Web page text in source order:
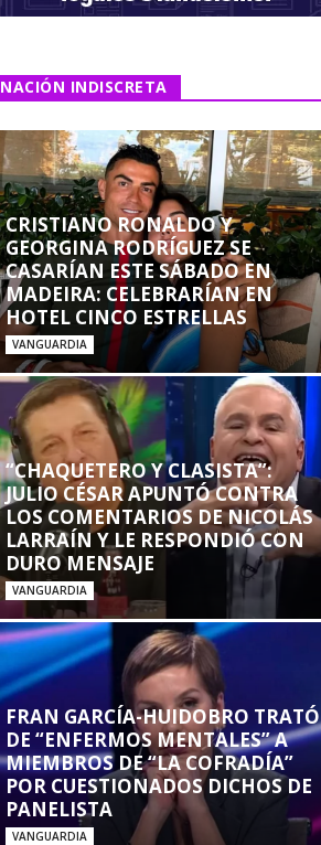
NACIÓN INDISCRETA
CRISTIANO RONALDO Y
GEORGINA RODRÍGUEZ SE
CASARÍAN ESTE SÁBADO EN
MADEIRA: CELEBRARÍAN EN
HOTEL CINCO ESTRELLAS
VANGUARDIA
“CHAQUETERO Y CLASISTA”:
JULIO CÉSAR APUNTÓ CONTRA
LOS COMENTARIOS DE NICOLÁS
LARRAÍN Y LE RESPONDIÓ CON
DURO MENSAJE
VANGUARDIA
FRAN GARCÍA-HUIDOBRO TRATÓ
DE “ENFERMOS MENTALES” A
MIEMBROS DE “LA COFRADÍA”
POR CUESTIONADOS DICHOS DE
PANELISTA
VANGUARDIA